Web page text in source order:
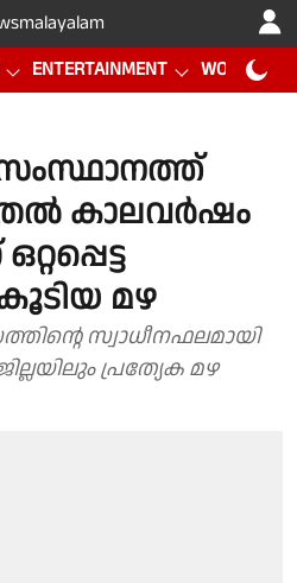
ENTERTAINMENT WORLD CUP
സംസ്ഥാനത്ത്
കാലവർഷം
കൂടിയ മഴ
സ്വാധീനഫലമായി
പ്രത്യേക മഴ